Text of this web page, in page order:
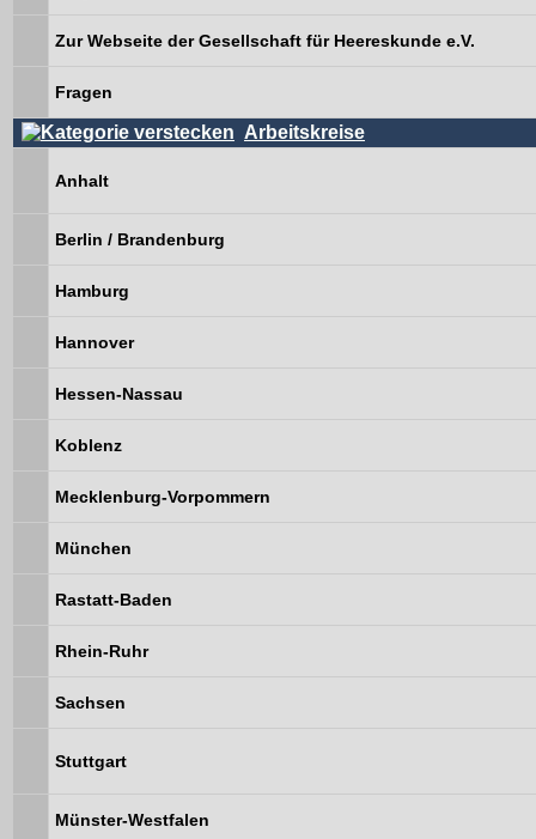
Zur Webseite der Gesellschaft für Heereskunde e.V.
Fragen
Arbeitskreise
Anhalt
Berlin / Brandenburg
Hamburg
Hannover
Hessen-Nassau
Koblenz
Mecklenburg-Vorpommern
München
Rastatt-Baden
Rhein-Ruhr
Sachsen
Stuttgart
Münster-Westfalen